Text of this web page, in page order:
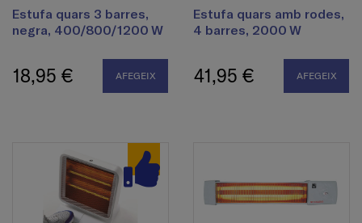
Estufa quars 3 barres,
negra, 400/800/1200 W
18,95 € AFEGEIX
Estufa quars amb rodes,
4 barres, 2000 W
41,95 € AFEGEIX